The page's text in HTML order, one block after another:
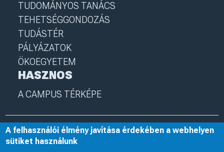
TUDOMÁNYOS TANÁCS
TEHETSÉGGONDOZÁS
TUDÁSTÉR
PÁLYÁZATOK
ÖKOEGYETEM
HASZNOS
A CAMPUS TÉRKÉPE
© 2025 Nyíregyházi Egyetem I nye.hu I Minden jog fenntartva
A felhasználói élmény javítása érdekében a webhelyen
sütiket használunk